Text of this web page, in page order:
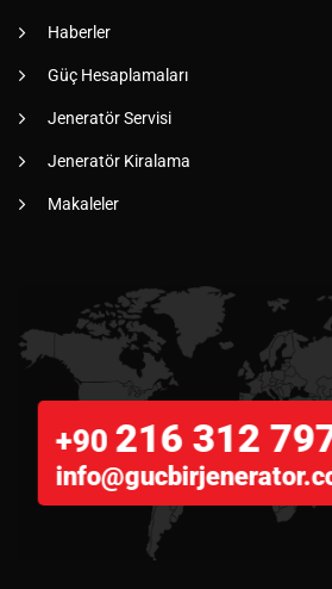
Haberler
Güç Hesaplamaları
Jeneratör Servisi
Jeneratör Kiralama
Makaleler
+90 216 312